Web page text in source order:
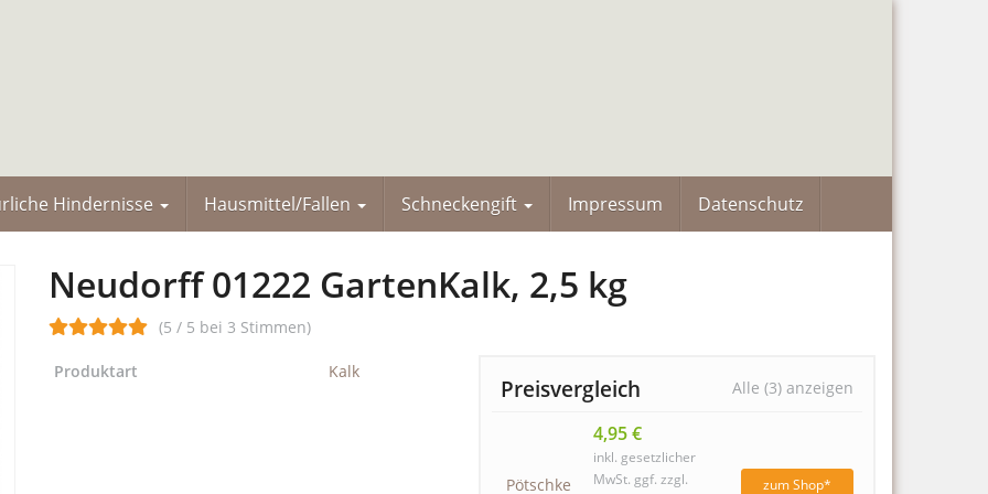
Hindernisse Hausmittel/Fallen Schneckengift Impressum Datenschutz
Neudorff 01222 GartenKalk, 2,5 kg
(5 / 5 bei 3 Stimmen)
Alle (3) anzeigen
Preisvergleich
Pötschke
4,95 €
inkl. gesetzlicher
MwSt. ggf. zzgl.
zum Shop*
Produktart Kalk